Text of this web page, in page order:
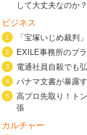
して大丈夫なのか？
ビジネス
1 「宝塚いじめ裁判
2 EXILE事務所のブ
3 電通社員自殺でも
4 パナマ文書が暴露
5
高プロ先取り！ト
張
カルチャー